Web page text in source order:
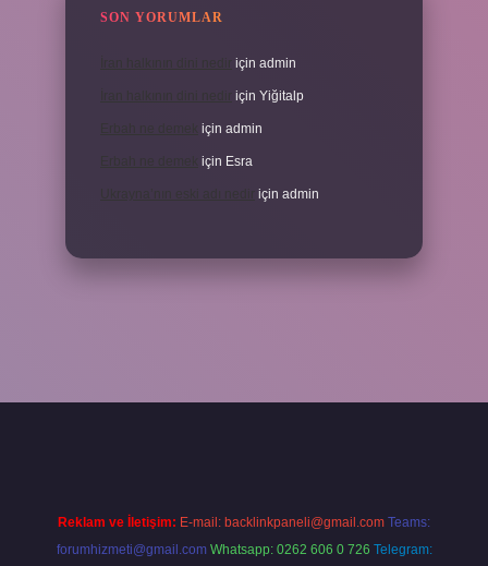
SON YORUMLAR
için admin
için Yiğitalp
için admin
için Esra
için admin
Reklam ve İletişim: E-mail: backlinkpaneli@gmail.com Teams:
forumhizmeti@gmail.com Whatsapp: 0262 606 0 726 Telegram: